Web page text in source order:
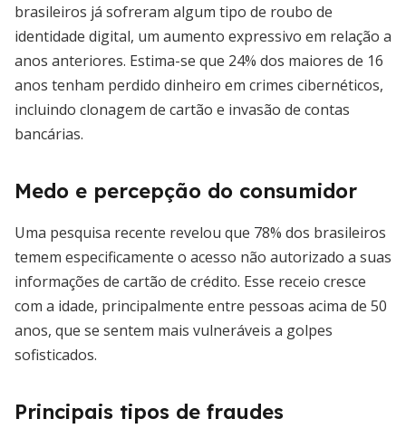
brasileiros já sofreram algum tipo de roubo de
identidade digital, um aumento expressivo em relação a
anos anteriores. Estima-se que 24% dos maiores de 16
anos tenham perdido dinheiro em crimes cibernéticos,
incluindo clonagem de cartão e invasão de contas
bancárias.
Medo e percepção do consumidor
Uma pesquisa recente revelou que 78% dos brasileiros
temem especificamente o acesso não autorizado a suas
informações de cartão de crédito. Esse receio cresce
com a idade, principalmente entre pessoas acima de 50
anos, que se sentem mais vulneráveis a golpes
sofisticados.
Principais tipos de fraudes